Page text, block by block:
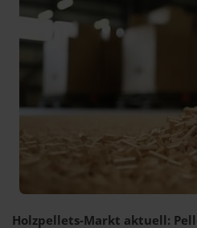
Holzpellets-Markt aktuell: